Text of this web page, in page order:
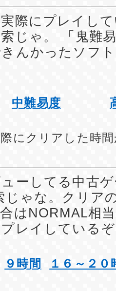
際にプレイし
じゃ。 「鬼難
んかったソフ
中難易度
にクリアした時
ーしてる中古
じゃな。クリア
はNORMAL相
レイしている
９時間 １６～２０